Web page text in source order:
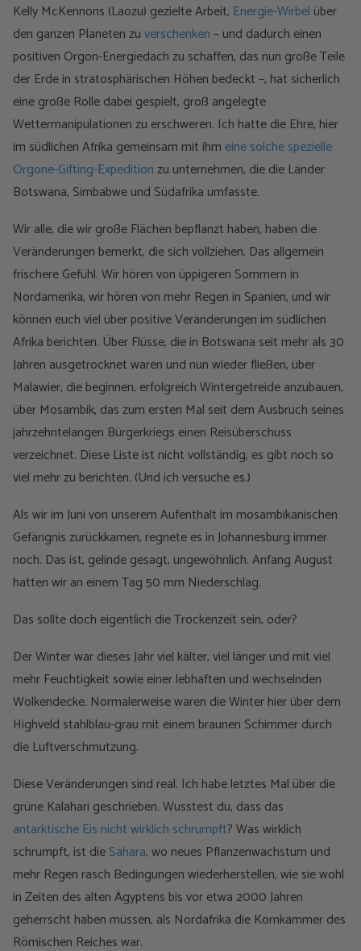
Kelly McKennons (Laozu) gezielte Arbeit, Energie-Wirbel über
den ganzen Planeten zuverschenken– und dadurch einen
positiven Orgon-Energiedach zu schaffen, das nun große Teile
der Erde in stratosphärischen Höhen bedeckt –, hat sicherlich
eine große Rolle dabei gespielt, groß angelegte
Wettermanipulationen zu erschweren. Ich hatte die Ehre, hier
im südlichen Afrika gemeinsam mit ihm eine solche spezielle
Orgone-Gifting-Expeditionzu unternehmen, die die Länder
Botswana, Simbabwe und Südafrika umfasste.
Wir alle, die wir große Flächen bepflanzt haben, haben die
Veränderungen bemerkt, die sich vollziehen. Das allgemein
frischere Gefühl. Wir hören von üppigeren Sommern in
Nordamerika, wir hören von mehr Regen in Spanien, und wir
können euch viel über positive Veränderungen im südlichen
Afrika berichten. Über Flüsse, die in Botswana seit mehr als 30
Jahren ausgetrocknet waren und nun wieder fließen, über
Malawier, die beginnen, erfolgreich Wintergetreide anzubauen,
über Mosambik, das zum ersten Mal seit dem Ausbruch seines
jahrzehntelangen Bürgerkriegs einen Reisüberschuss
verzeichnet. Diese Liste ist nicht vollständig, es gibt noch so
viel mehr zu berichten. (Und ich versuche es.)
Als wir im Juni von unserem Aufenthalt im mosambikanischen
Gefängnis zurückkamen, regnete es in Johannesburg immer
noch. Das ist, gelinde gesagt, ungewöhnlich. Anfang August
hatten wir an einem Tag 50 mm Niederschlag.
Das sollte doch eigentlich die Trockenzeit sein, oder?
Der Winter war dieses Jahr viel kälter, viel länger und mit viel
mehr Feuchtigkeit sowie einer lebhaften und wechselnden
Wolkendecke. Normalerweise waren die Winter hier über dem
Highveld stahlblau-grau mit einem braunen Schimmer durch
die Luftverschmutzung.
Diese Veränderungen sind real. Ich habe letztes Mal über die
grüne Kalahari geschrieben. Wusstest du, dass das
antarktische Eis nicht wirklich schrumpft? Was wirklich
schrumpft, ist dieSahara, wo neues Pflanzenwachstum und
mehr Regen rasch Bedingungen wiederherstellen, wie sie wohl
in Zeiten des alten Ägyptens bis vor etwa 2000 Jahren
geherrscht haben müssen, als Nordafrika die Kornkammer des
Römischen Reiches war.